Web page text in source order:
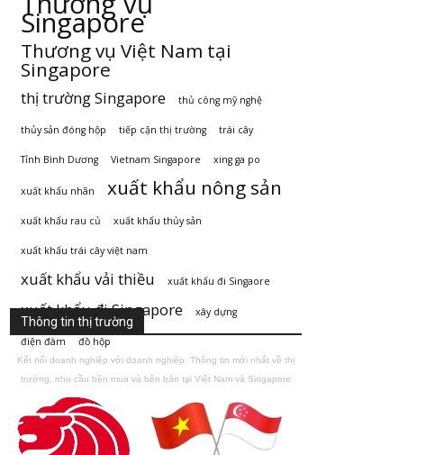
Singapore
Thương vụ Việt Nam tại
Singapore
thị trường Singapore thủ công mỹ nghệ
thủy sản đóng hộp tiếp cận thị trường trái cây
Tỉnh Bình Dương Vietnam Singapore xing ga po
xuất khẩu nhãn xuất khẩu nông sản
xuất khẩu rau củ xuất khẩu thủy sản
xuất khẩu trái cây việt nam
xuất khẩu vải thiều xuất khẩu đi Singaore
xuất khẩu đi Singapore xây dựng
điện đàm đồ hộp
Thông tin thị trường
Kết nối doanh nghiệp với doanh nghiệp. Thông tin mới nhất về thị
trường, nhu cầu bên mua và bên bán tại Việt Nam và Singapore